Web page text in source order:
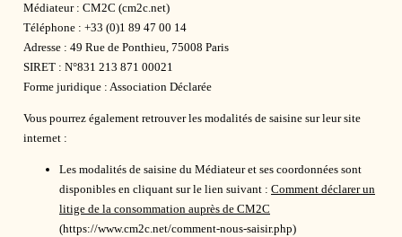
Médiateur : CM2C (cm2c.net)
Téléphone : +33 (0)1 89 47 00 14
Adresse : 49 Rue de Ponthieu, 75008 Paris
SIRET : N°831 213 871 00021
Forme juridique : Association Déclarée
Vous pourrez également retrouver les modalités de saisine sur leur site
internet :
Les modalités de saisine du Médiateur et ses coordonnées sont
disponibles en cliquant sur le lien suivant : Comment déclarer un
litige de la consommation auprès de CM2C
(https://www.cm2c.net/comment-nous-saisir.php)